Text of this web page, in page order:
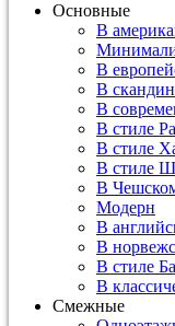
Основные
В
В
В
В
В стиле
В стиле
В стиле
В
Модерн
В
В
В стиле
В
Смежные